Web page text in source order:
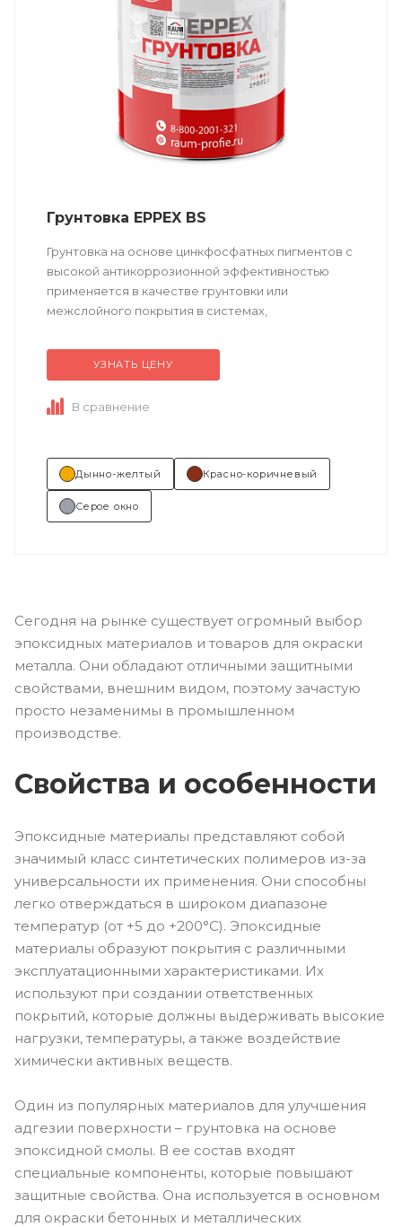
Грунтовка EPPEX BS
Грунтовка на основе цинкфосфатных пигментов с
высокой антикоррозионной эффективностью
применяется в качестве грунтовки или
межслойного покрытия в системах,
химическому воздействию.
УЗНАТЬ ЦЕНУ
В сравнение
Дынно-желтый Красно-коричневый
Серое окно
Сегодня на рынке существует огромный выбор
эпоксидных материалов и товаров для окраски
металла. Они обладают отличными защитными
свойствами, внешним видом, поэтому зачастую
просто незаменимы в промышленном
производстве.
Свойства и особенности
Эпоксидные материалы представляют собой
значимый класс синтетических полимеров из-за
универсальности их применения. Они способны
легко отверждаться в широком диапазоне
температур (от +5 до +200°С). Эпоксидные
материалы образуют покрытия с различными
эксплуатационными характеристиками. Их
используют при создании ответственных
покрытий, которые должны выдерживать высокие
нагрузки, температуры, а также воздействие
химически активных веществ.
Один из популярных материалов для улучшения
адгезии поверхности – грунтовка на основе
эпоксидной смолы. В ее состав входят
специальные компоненты, которые повышают
защитные свойства. Она используется в основном
для окраски бетонных и металлических